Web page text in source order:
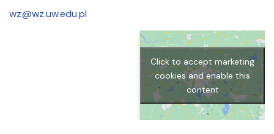
wz@wz.uw.edu.pl
Click to accept marketing
cookies and enable this
content